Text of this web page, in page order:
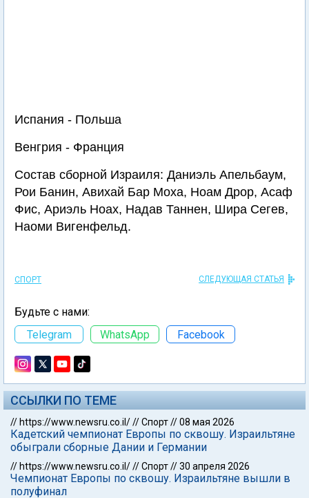
Испания - Польша
Венгрия - Франция
Состав сборной Израиля: Даниэль Апельбаум,
Рои Банин, Авихай Бар Моха, Ноам Дрор, Асаф
Фис, Ариэль Ноах, Надав Таннен, Шира Сегев,
Наоми Вигенфельд.
СПОРТ СЛЕДУЮЩАЯ СТАТЬЯ
Будьте с нами:
Telegram
WhatsApp Facebook
ССЫЛКИ ПО ТЕМЕ
// https://www.newsru.co.il///Спорт//08 мая 2026
Кадетский чемпионат Европы по сквошу. Израильтяне
обыграли сборные Дании и Германии
// https://www.newsru.co.il///Спорт//30 апреля 2026
Чемпионат Европы по сквошу. Израильтяне вышли в
полуфинал